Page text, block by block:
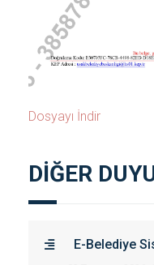
Dosyayı İndir
DİĞER
E-Belediye